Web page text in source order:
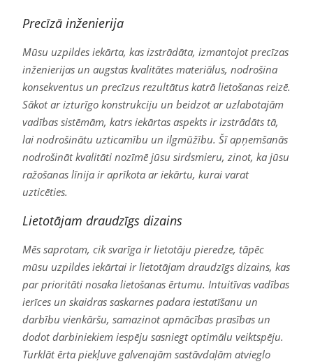
Precīzā inženierija
Mūsu uzpildes iekārta, kas izstrādāta, izmantojot precīzas
inženierijas un augstas kvalitātes materiālus, nodrošina
konsekventus un precīzus rezultātus katrā lietošanas reizē.
Sākot ar izturīgo konstrukciju un beidzot ar uzlabotajām
vadības sistēmām, katrs iekārtas aspekts ir izstrādāts tā,
lai nodrošinātu uzticamību un ilgmūžību. Šī apņemšanās
nodrošināt kvalitāti nozīmē jūsu sirdsmieru, zinot, ka jūsu
ražošanas līnija ir aprīkota ar iekārtu, kurai varat
uzticēties.
Lietotājam draudzīgs dizains
Mēs saprotam, cik svarīga ir lietotāju pieredze, tāpēc
mūsu uzpildes iekārtai ir lietotājam draudzīgs dizains, kas
par prioritāti nosaka lietošanas ērtumu. Intuitīvas vadības
ierīces un skaidras saskarnes padara iestatīšanu un
darbību vienkāršu, samazinot apmācības prasības un
dodot darbiniekiem iespēju sasniegt optimālu veiktspēju.
Turklāt ērta piekļuve galvenajām sastāvdaļām atvieglo